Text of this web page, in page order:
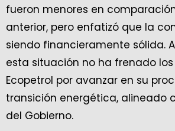
fueron menores en
anterior, pero enfatizó que la
siendo financieramente sólida.
esta situación no ha frenado
Ecopetrol por avanzar en su
transición energética, alineado
del Gobierno.